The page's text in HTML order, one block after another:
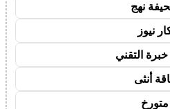
نهج
نيوز
التقني
أنثى
متورخ